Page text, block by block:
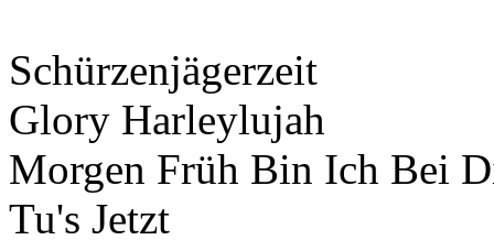
Schürzenjägerzeit
Glory Harleylujah
Morgen Früh Bin Ich Bei
Tu's Jetzt